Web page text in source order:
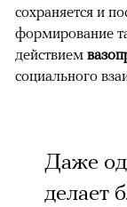
сохраняется и
формирование
действием
социального
Даже
делает